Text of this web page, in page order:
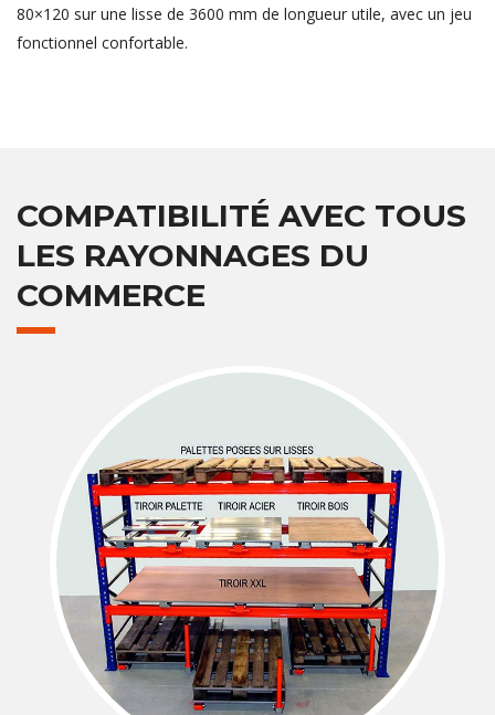
80×120 sur une lisse de 3600 mm de longueur utile, avec un jeu
fonctionnel confortable.
COMPATIBILITÉ AVEC TOUS
LES RAYONNAGES DU
COMMERCE